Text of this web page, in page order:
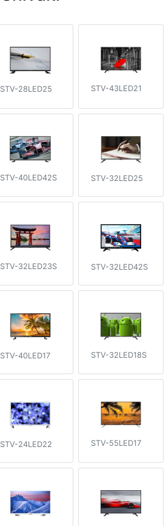
STV-28LED25 STV-43LED21
STV-40LED42S STV-32LED25
STV-32LED23S STV-32LED42S
STV-40LED17 STV-32LED18S
STV-24LED22 STV-55LED17